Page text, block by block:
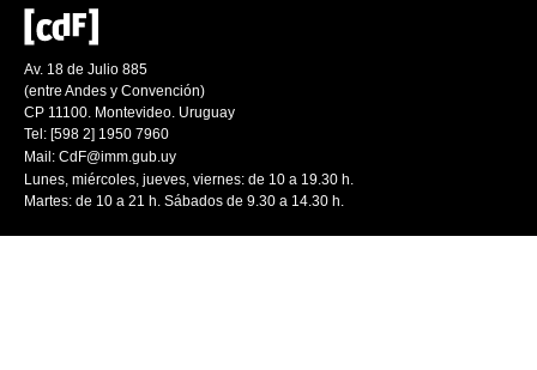
Av. 18 de Julio 885
(entre Andes y Convención)
CP 11100. Montevideo. Uruguay
Tel: [598 2] 1950 7960
Mail: CdF@imm.gub.uy
Lunes, miércoles, jueves, viernes: de 10 a 19.30 h.
Martes: de 10 a 21 h. Sábados de 9.30 a 14.30 h.